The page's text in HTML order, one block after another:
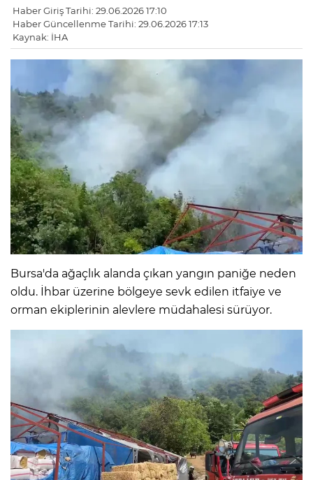
Haber Giriş Tarihi: 29.06.2026 17:10
Haber Güncellenme Tarihi: 29.06.2026 17:13
Kaynak: İHA
Bursa'da ağaçlık alanda çıkan yangın paniğe neden
oldu. İhbar üzerine bölgeye sevk edilen itfaiye ve
orman ekiplerinin alevlere müdahalesi sürüyor.